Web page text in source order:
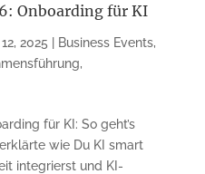
Onboarding für KI
2025 | Business Events,
,
für KI: So geht’s
wie Du KI smart
integrierst und KI-